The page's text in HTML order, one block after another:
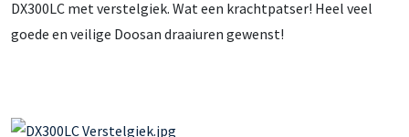
DX300LC met verstelgiek. Wat een krachtpatser! Heel veel
goede en veilige Doosan draaiuren gewenst!